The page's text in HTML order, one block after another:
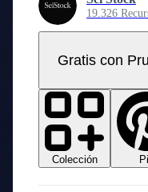
19.326
Gratis con
Colección